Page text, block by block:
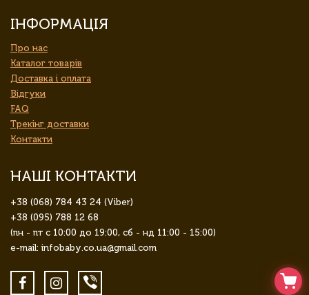
ІНФОРМАЦІЯ
Про нас
Каталог товарів
Доставка і оплата
Відгуки
FAQ
Трекінг доставки
Контакти
НАШІ КОНТАКТИ
+38 (068) 784 43 24 (Viber)
+38 (095) 788 12 68
(пн - пт с 10:00 до 19:00, сб - нд 11:00 - 15:00)
e-mail: infobaby.co.ua@gmail.com